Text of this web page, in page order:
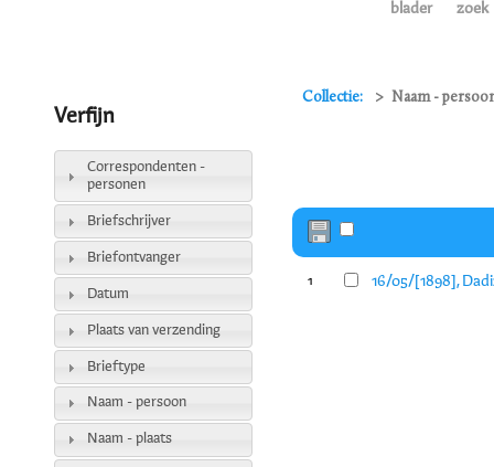
blader zoek
Collectie: Naam -
1 16/05/[1898],
Verfijn
Correspondenten -
personen
Briefschrijver
Briefontvanger
Datum
Plaats van verzending
Brieftype
Naam - persoon
Naam - plaats